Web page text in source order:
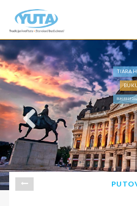
TIARA
BUKUREŠT